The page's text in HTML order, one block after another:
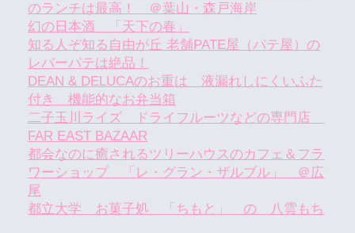
のランチは最高！ ＠葉山・森戸海岸
幻の日本酒 「天下の春」
知る人ぞ知る自由が丘 老舗PATE屋（パテ屋）の
レバーパテは絶品！
DEAN & DELUCAのお重は 液漏れしにくいふた
付き 機能的なお弁当箱
二子玉川ライズ ドライフルーツなどの専門店
FAR EAST BAZAAR
都会なのに癒されるツリーハウスのカフェ＆フラ
ワーショップ 「レ・グラン・ザルブル」 ＠広
尾
都立大学 お菓子処 「ちもと」 の 八雲もち